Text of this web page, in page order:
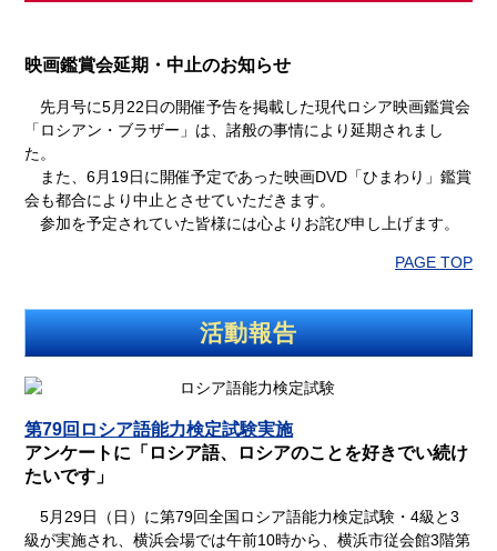
映画鑑賞会延期・中止のお知らせ
先月号に5月22日の開催予告を掲載した現代ロシア映画鑑賞会
「ロシアン・ブラザー」は、諸般の事情により延期されまし
た。
また、6月19日に開催予定であった映画DVD「ひまわり」鑑賞
会も都合により中止とさせていただきます。
参加を予定されていた皆様には心よりお詫び申し上げます。
PAGE TOP
活動報告
第79回ロシア語能力検定試験実施
アンケートに「ロシア語、ロシアのことを好きでい続け
たいです」
5月29日（日）に第79回全国ロシア語能力検定試験・4級と3
級が実施され、横浜会場では午前10時から、横浜市従会館3階第